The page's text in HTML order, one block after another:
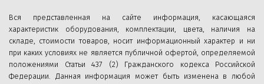
Вся представленная на сайте информация, касающаяся
характеристик оборудования, комплектации, цвета, наличия на
складе, стоимости товаров, носит информационный характер и ни
при каких условиях не является публичной офертой, определяемой
положениями Статьи 437 (2) Гражданского кодекса Российской
Федерации. Данная информация может быть изменена в любой